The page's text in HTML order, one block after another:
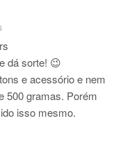
dá sorte! 😉
e acessório e nem
500 gramas. Porém
isso mesmo.